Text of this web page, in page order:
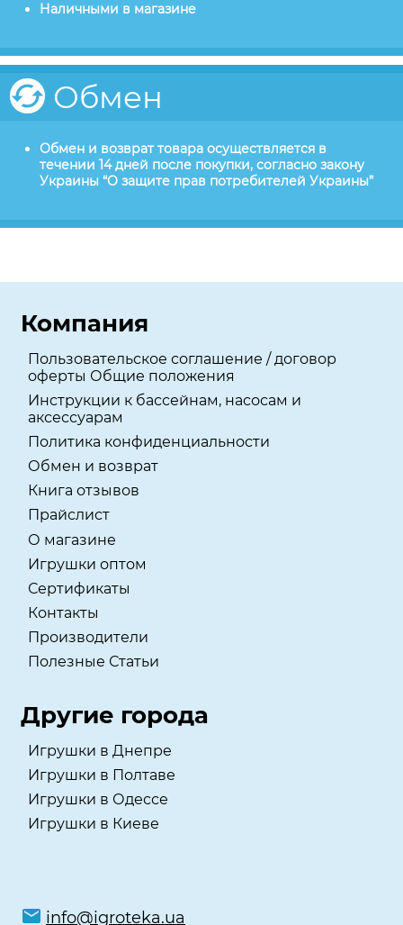
Наличными в магазине
Обмен
Обмен и возврат товара осуществляется в
течении 14 дней после покупки, согласно закону
Украины “О защите прав потребителей Украины”
Компания
Пользовательское соглашение / договор
оферты Общие положения
Инструкции к бассейнам, насосам и
аксессуарам
Политика конфиденциальности
Обмен и возврат
Книга отзывов
Прайслист
О магазине
Игрушки оптом
Сертификаты
Контакты
Производители
Полезные Статьи
Другие города
Игрушки в Днепре
Игрушки в Полтаве
Игрушки в Одессе
Игрушки в Киеве
info@igroteka.ua